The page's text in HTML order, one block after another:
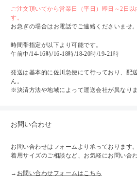
ご注文頂いてから営業日（平日）即日～2日以
す。
お急ぎの場合はお電話でご連絡くださいませ。
時間帯指定が以下より可能です。
午前中/14-16時/16-18時/18-20時/19-21時
発送は基本的に佐川急便にて行っており、配
ん。
※決済方法や地域によって運送会社が異なりま
お問い合わせ
お問い合わせはフォームより承っております。
着用サイズのご相談など、お気軽にお問い合
→ お問い合わせフォームはこちら